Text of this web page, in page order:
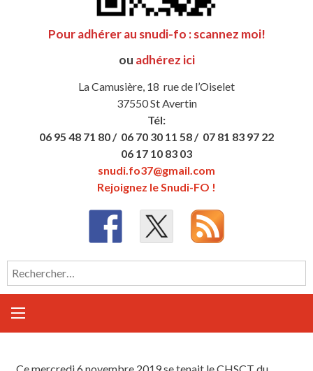
Pour adhérer au snudi-fo : scannez moi!
ou adhérez ici
La Camusière, 18 rue de l’Oiselet
37550 St Avertin
Tél:
06 95 48 71 80 / 06 70 30 11 58 / 07 81 83 97 22
06 17 10 83 03
snudi.fo37@gmail.com
Rejoignez le Snudi-FO !
Rechercher :